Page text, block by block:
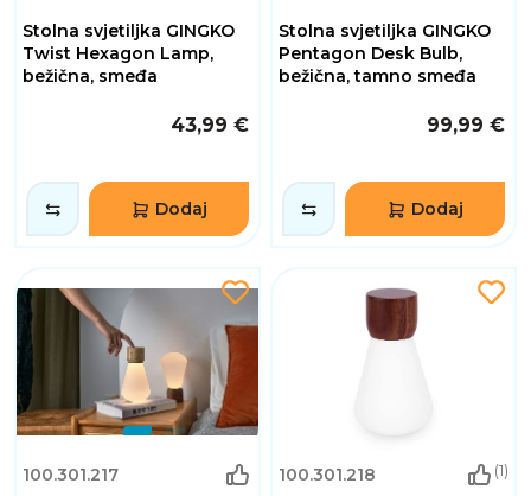
Stolna svjetiljka GINGKO
Twist Hexagon Lamp,
bežična, smeđa
43,99 €
Dodaj
Stolna svjetiljka GINGKO
Pentagon Desk Bulb,
bežična, tamno smeđa
99,99 €
Dodaj
100.301.217 100.301.218 (1)